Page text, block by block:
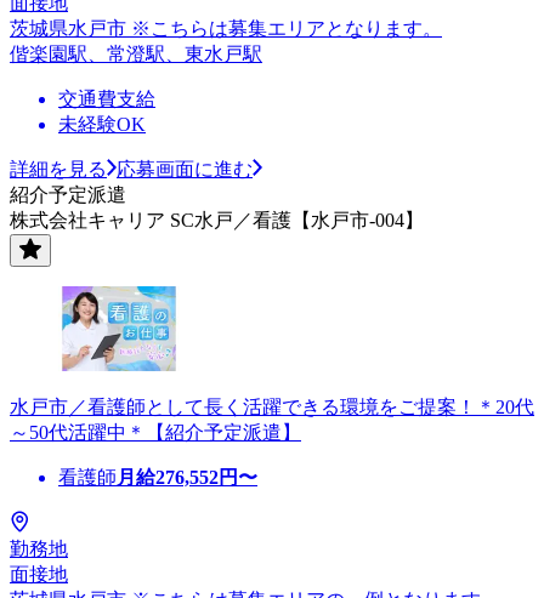
茨城県水戸市 ※こちらは募集エリアとなります。
偕楽園駅、常澄駅、東水戸駅
交通費支給
未経験OK
詳細を見る
応募画面に進む
紹介予定派遣
株式会社キャリア SC水戸／看護【水戸市-004】
水戸市／看護師として長く活躍できる環境をご提案！＊20代
～50代活躍中＊【紹介予定派遣】
看護師 月給276,552円〜
勤務地
面接地